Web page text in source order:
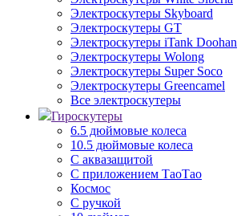
Электроскутеры Skyboard
Электроскутеры GT
Электроскутеры iTank Doohan
Электроскутеры Wolong
Электроскутеры Super Soco
Электроскутеры Greencamel
Все электроскутеры
Гироскутеры
6.5 дюймовые колеса
10.5 дюймовые колеса
С аквазащитой
С приложением ТаоТао
Космос
С ручкой